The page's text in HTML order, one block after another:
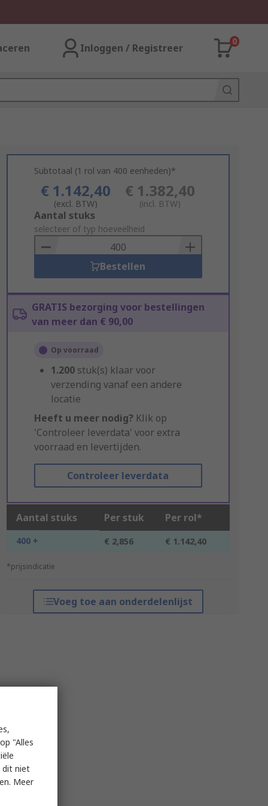
Inloggen / Registreer
0
Subtotaal (1 rol van 400 eenheden)*
€ 1.142,40
(excl. BTW)
€ 1.382,40
(incl. BTW)
Add
to
Basket
Aantal stuks
selecteer of typ hoeveelheid
Bestellen
GRATIS bezorging voor bestellingen
van meer dan € 90,00
Op voorraad
1.200 stuk(s) klaar voor
verzending vanaf een andere
locatie
Heeft u meer nodig? Klik op
'Controleer leverdata' voor extra
voorraad en levertijden.
Controleer leverdata
Aantal stuks Per stuk Per rol*
400 + € 2,856 € 1.142,40
*prijsindicatie
Voeg toe aan onderdelenlijst
"Alles
dit niet
Meer